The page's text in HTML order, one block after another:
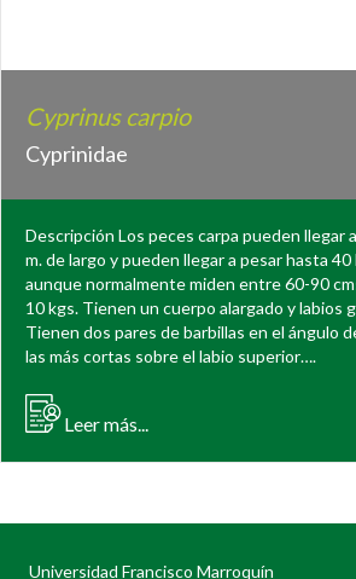
Cyprinus carpio
Cyprinidae
Descripción Los peces carpa pueden llegar
m. de largo y pueden llegar a pesar hasta 40
aunque normalmente miden entre 60-90
10 kgs. Tienen un cuerpo alargado y labios
Tienen dos pares de barbillas en el ángulo
las más cortas sobre el labio superior….
Leer más...
Universidad Francisco Marroquín